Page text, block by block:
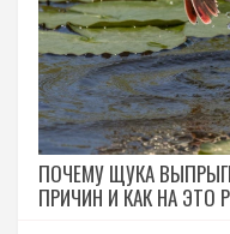
ПОЧЕМУ ЩУКА
ПРИЧИН И КАК НА ЭТО